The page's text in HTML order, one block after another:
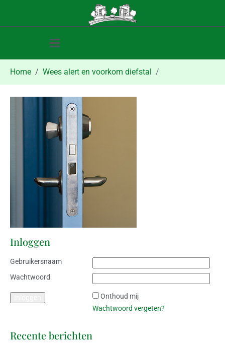
Home Wees alert en voorkom diefstal
Inloggen
Gebruikersnaam
Wachtwoord
Onthoud mij
Wachtwoord vergeten?
Recente berichten